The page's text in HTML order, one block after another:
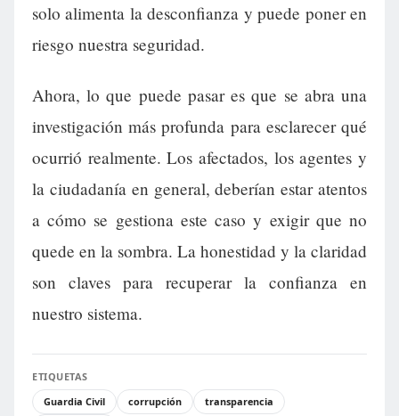
solo alimenta la desconfianza y puede poner en
riesgo nuestra seguridad.
Ahora, lo que puede pasar es que se abra una
investigación más profunda para esclarecer qué
ocurrió realmente. Los afectados, los agentes y
la ciudadanía en general, deberían estar atentos
a cómo se gestiona este caso y exigir que no
quede en la sombra. La honestidad y la claridad
son claves para recuperar la confianza en
nuestro sistema.
ETIQUETAS
Guardia Civil
corrupción
transparencia